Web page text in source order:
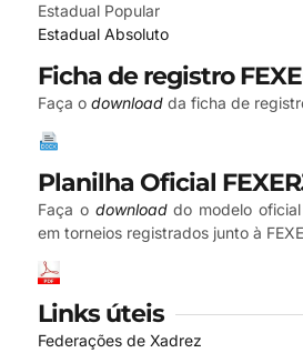
Estadual Popular
Estadual Absoluto
Ficha de registro
Faça o download da ficha de
Planilha Oficial
Faça o downloaddo modelo
em torneios registrados junto à
Links úteis
Federações de Xadrez